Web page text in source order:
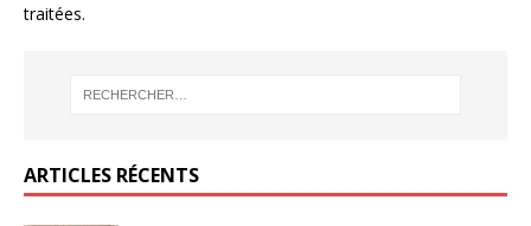
traitées.
ARTICLES RÉCENTS